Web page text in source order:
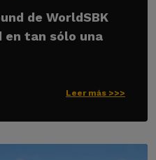
de WorldSBK
en tan sólo una
Leer más >>>